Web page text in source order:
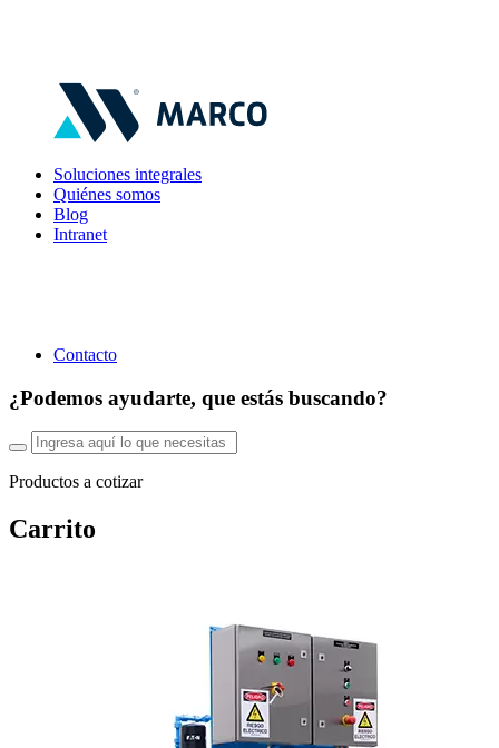
Soluciones integrales
Quiénes somos
Blog
Intranet
Contacto
¿Podemos ayudarte, que estás buscando?
Productos a cotizar
Carrito